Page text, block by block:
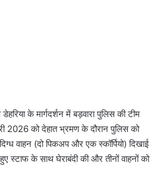
के मार्गदर्शन में बड़वारा पुलिस की टीम
2026 को देहात भ्रमण के दौरान पुलिस को
वाहन (दो पिकअप और एक स्कॉर्पियो) दिखाई
स्टाफ के साथ घेराबंदी की और तीनों वाहनों को